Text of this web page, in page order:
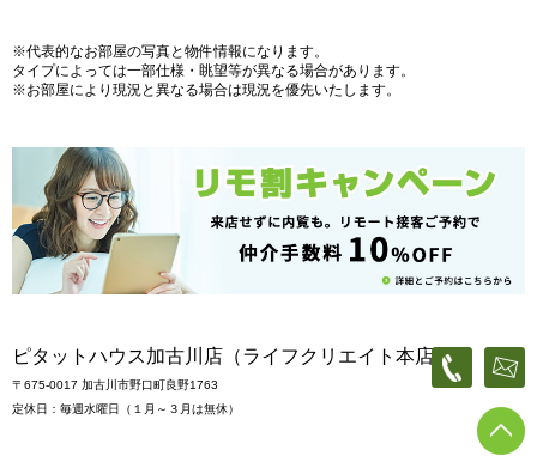
※代表的なお部屋の写真と物件情報になります。
タイプによっては一部仕様・眺望等が異なる場合があります。
※お部屋により現況と異なる場合は現況を優先いたします。
ピタットハウス加古川店（ライフクリエイト本店）
〒675-0017 加古川市野口町良野1763
定休日：毎週水曜日（１月～３月は無休）